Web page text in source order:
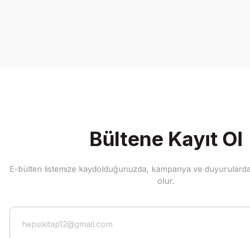
Bültene Kayıt Ol
E-bülten listemize kaydolduğunuzda, kampanya ve
olur.